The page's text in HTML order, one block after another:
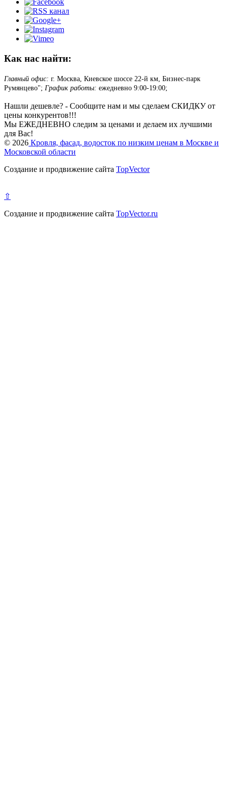
Как нас найти:
Главный офис: г. Москва, Киевское шоссе 22-й км, Бизнес-парк
Румянцево"; График работы: ежедневно 9:00-19:00;
Нашли дешевле? - Сообщите нам и мы сделаем СКИДКУ от
цены конкурентов!!!
Мы ЕЖЕДНЕВНО следим за ценами и делаем их лучшими
для Вас!
© 2026 Кровля, фасад, водосток по низким ценам в Москве и
Московской области
Создание и продвижение сайта TopVector
⇧
Создание и продвижение сайта TopVector.ru